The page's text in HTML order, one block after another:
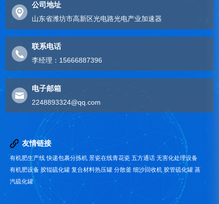
公司地址
山东省潍坊市高新区光电路光电产业加速器
联系电话
李经理：15666887396
电子邮箱
2248893324@qq.com
友情链接
有机肥生产线 快递包裹分拣机 景瓷在线青花瓷 五方通话 无害化处理设备
有机肥设备 胶辊硫化罐 复合材料热压罐 分散釜 细沙回收机 胶管硫化罐 蒸
汽硫化罐